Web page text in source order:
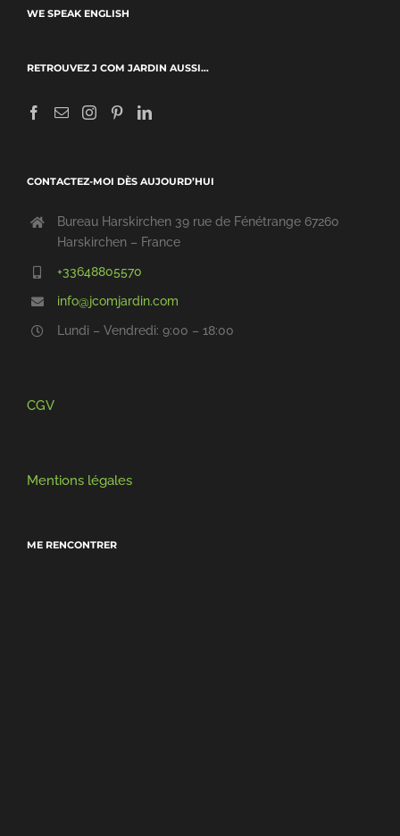
WE SPEAK ENGLISH
RETROUVEZ J COM JARDIN AUSSI…
CONTACTEZ-MOI DÈS AUJOURD’HUI
Bureau Harskirchen 39 rue de Fénétrange 67260
Harskirchen – France
+33648805570
info@jcomjardin.com
Lundi – Vendredi: 9:00 – 18:00
CGV
Mentions légales
ME RENCONTRER